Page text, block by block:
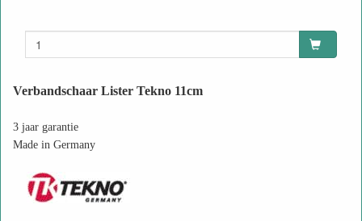
Verbandschaar Lister Tekno 11cm
3 jaar garantie
Made in Germany